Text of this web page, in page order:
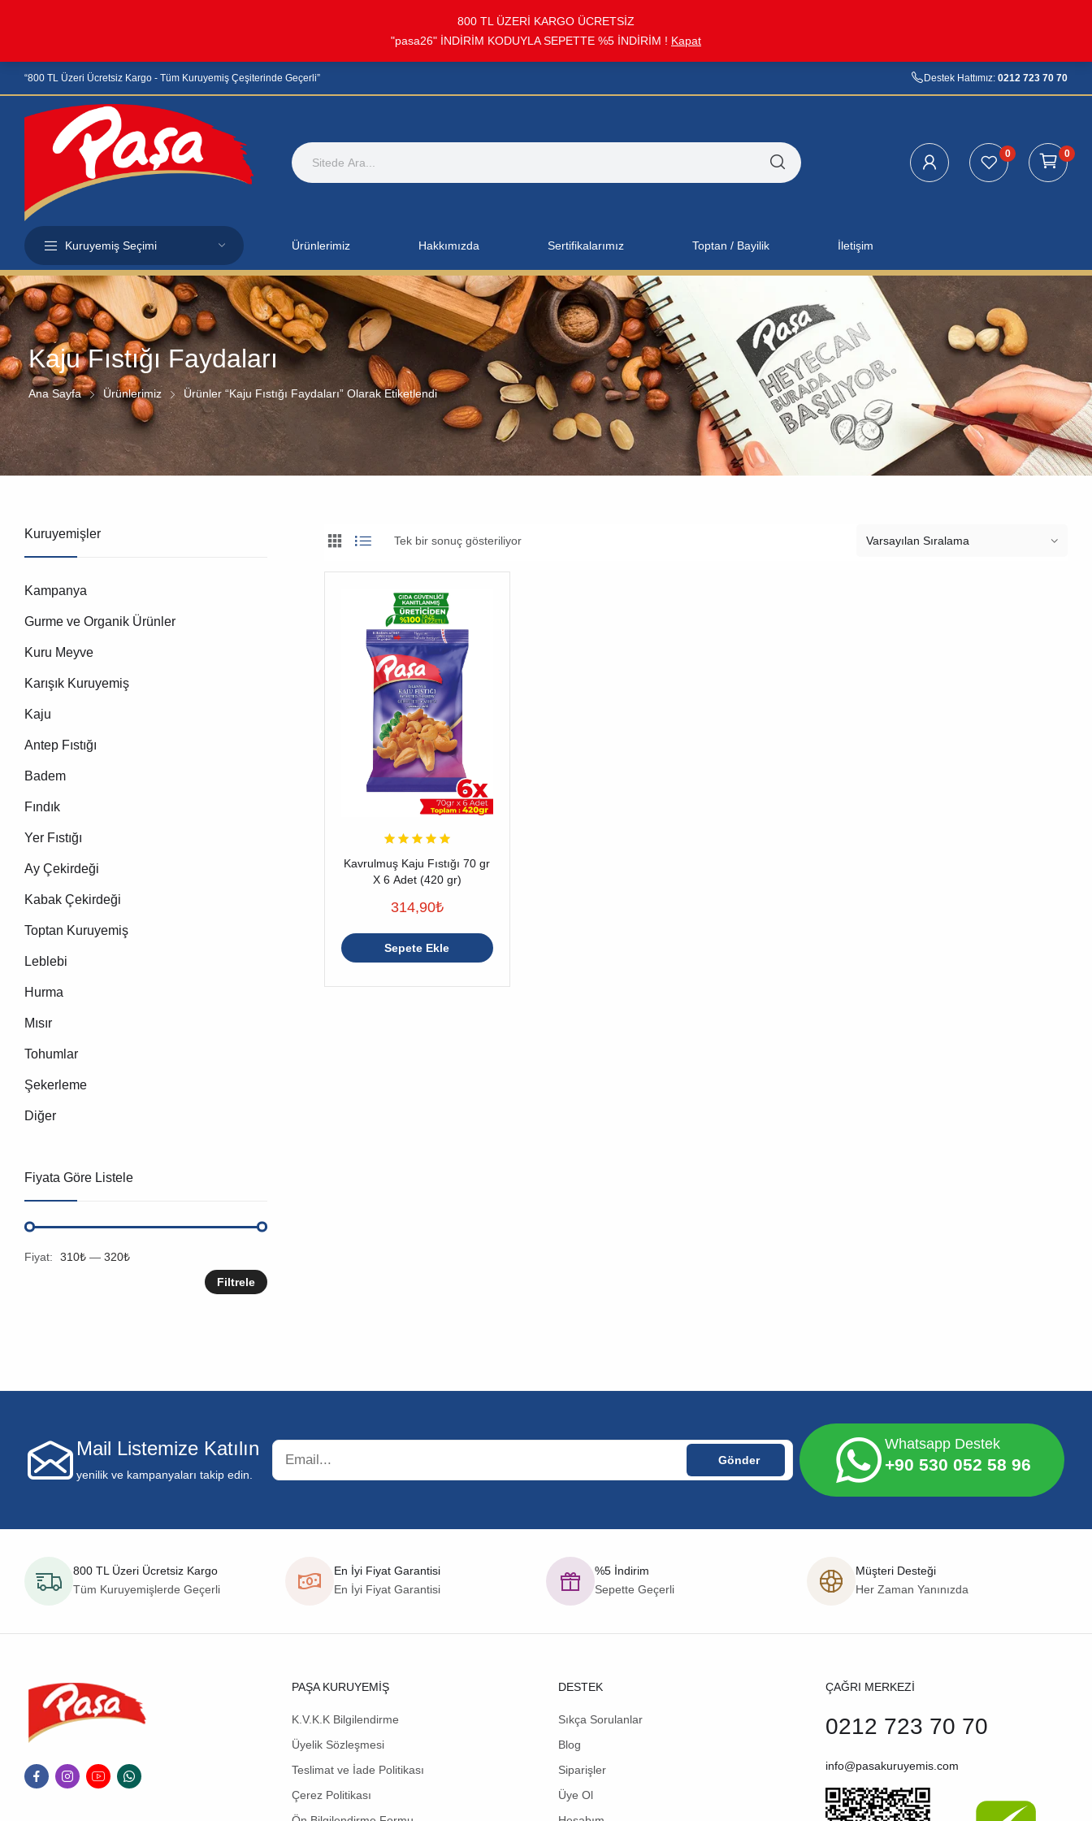
800 TL ÜZERİ KARGO ÜCRETSİZ
"pasa26" İNDİRİM KODUYLA SEPETTE %5 İNDİRİM ! Kapat
“800 TL Üzeri Ücretsiz Kargo - Tüm Kuruyemiş Çeşiterinde Geçerli” Destek Hattımız: 0212 723 70 70
0 0
Kuruyemiş Seçimi Ürünlerimiz Hakkımızda Sertifikalarımız Toptan / Bayilik İletişim
Kaju Fıstığı Faydaları
Ana Sayfa Ürünlerimiz Ürünler “kaju Fıstığı Faydaları” Olarak Etiketlendi
Tek bir sonuç gösteriliyor
Kavrulmuş Kaju Fıstığı 70 gr
X 6 Adet (420 gr)
314,90₺
Sepete Ekle
Kuruyemişler
Kampanya
Gurme ve Organik Ürünler
Kuru Meyve
Karışık Kuruyemiş
Kaju
Antep Fıstığı
Badem
Fındık
Yer Fıstığı
Ay Çekirdeği
Kabak Çekirdeği
Toptan Kuruyemiş
Leblebi
Hurma
Mısır
Tohumlar
Şekerleme
Diğer
Fiyata Göre Listele
Fiyat: 310₺ — 320₺
Filtrele
Mail Listemize Katılın
yenilik ve kampanyaları takip edin.
Whatsapp Destek
+90 530 052 58 96
800 TL Üzeri Ücretsiz Kargo
Tüm Kuruyemişlerde Geçerli
En İyi Fiyat Garantisi
En İyi Fiyat Garantisi
%5 İndirim
Sepette Geçerli
Müşteri Desteği
Her Zaman Yanınızda
PAŞA KURUYEMİŞ
K.V.K.K Bilgilendirme
Üyelik Sözleşmesi
Teslimat ve İade Politikası
Çerez Politikası
DESTEK
Sıkça Sorulanlar
Blog
Siparişler
Üye Ol
ÇAĞRI MERKEZİ
0212 723 70 70
info@pasakuruyemis.com